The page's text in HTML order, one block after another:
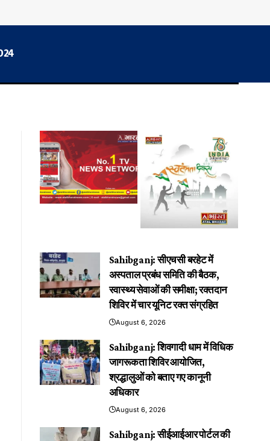
Sahibganj: सीएचसी बरहेट में
अस्पताल प्रबंध समिति की बैठक,
स्वास्थ्य सेवाओं की समीक्षा; रक्तदान
शिविर में चार यूनिट रक्त संग्रहित
August 6, 2026
Sahibganj: शिवगादी धाम में विधिक
जागरूकता शिविर आयोजित,
श्रद्धालुओं को बताए गए कानूनी
अधिकार
August 6, 2026
Sahibganj: सीईआईआर पोर्टल की